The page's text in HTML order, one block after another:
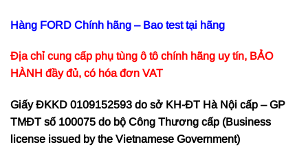
Hàng FORD Chính hãng – Bao test tại hãng
Địa chỉ cung cấp phụ tùng ô tô chính hãng uy tín, BẢO
HÀNH đầy đủ, có hóa đơn VAT
Giấy ĐKKD 0109152593 do sở KH-ĐT Hà Nội cấp – GP
TMĐT số 100075 do bộ Công Thương cấp (Business
license issued by the Vietnamese Government)